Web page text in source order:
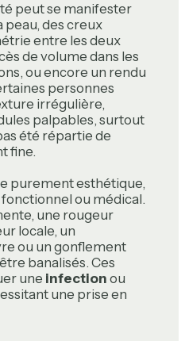
peut se manifester
peau, des creux
entre les deux
de volume dans les
ou encore un rendu
personnes
irrégulière,
palpables, surtout
été répartie de
fine.
purement esthétique,
ou médical.
une rougeur
locale, un
ou un gonflement
banalisés. Ces
une infection ou
une prise en